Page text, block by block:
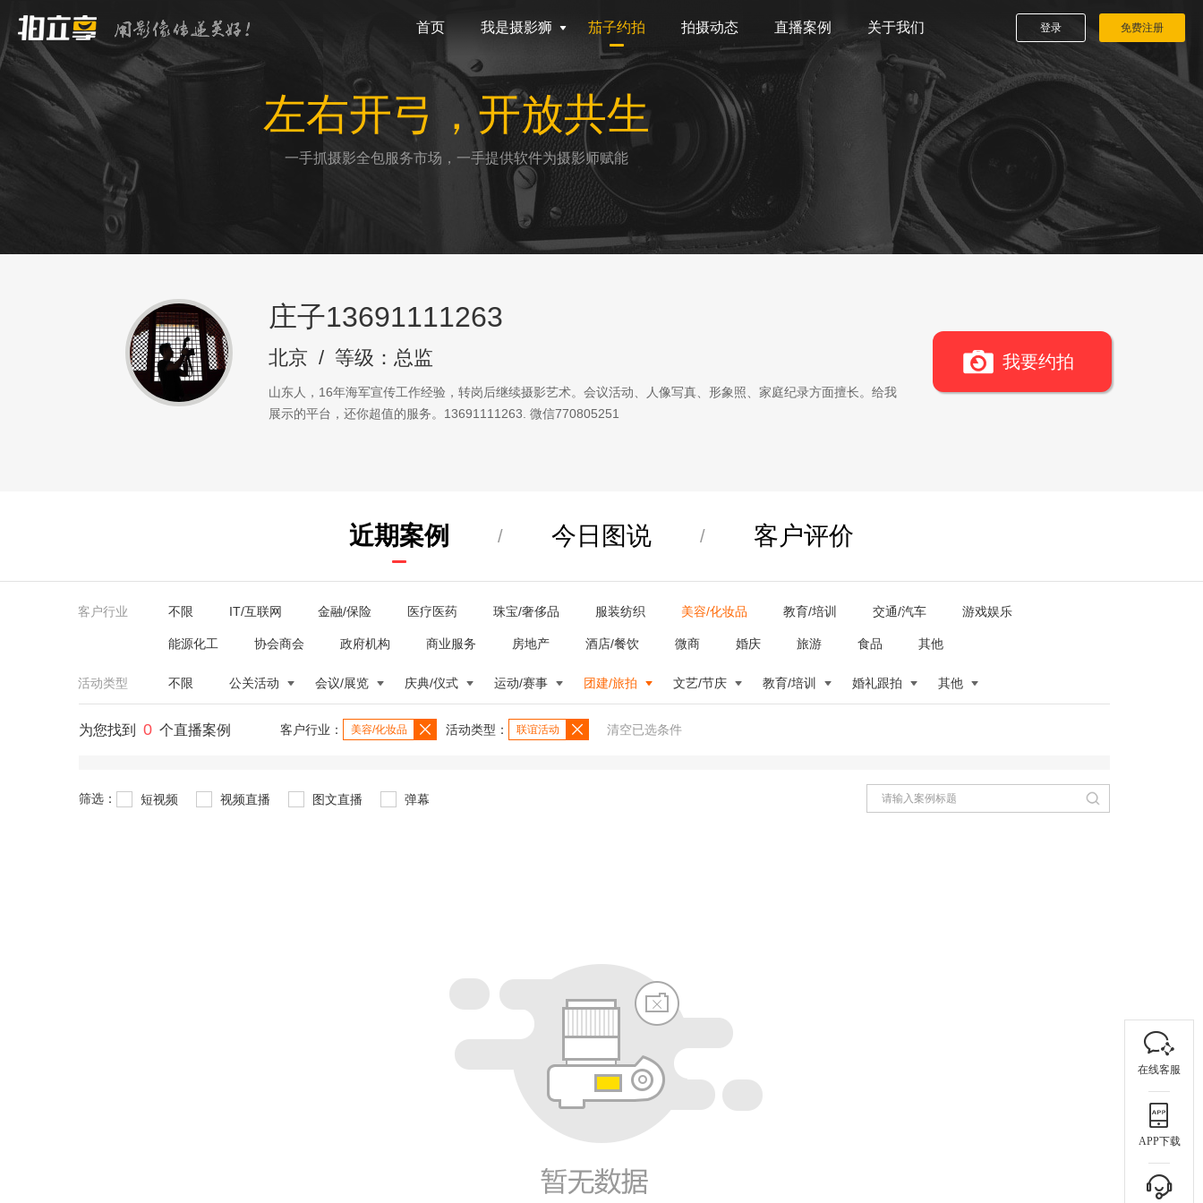
首页 我是摄影狮 茄子约拍 拍摄动态 直播案例 关于我们 登录 免费注册
左右开弓，开放共生
一手抓摄影全包服务市场，一手提供软件为摄影师赋能
庄子13691111263
北京 / 等级：总监
山东人，16年海军宣传工作经验，转岗后继续摄影艺术。会议活动、人像写真、形象照、家庭纪录方面擅长。给我
展示的平台，还你超值的服务。13691111263. 微信770805251
我要约拍
近期案例 / 今日图说 / 客户评价
客户行业 不限 IT/互联网 金融/保险 医疗医药 珠宝/奢侈品 服装纺织 美容/化妆品 教育/培训 交通/汽车 游戏娱乐
能源化工 协会商会 政府机构 商业服务 房地产 酒店/餐饮 微商 婚庆 旅游 食品 其他
活动类型 不限 公关活动 会议/展览 庆典/仪式 运动/赛事 团建/旅拍 文艺/节庆 教育/培训 婚礼跟拍 其他
为您找到 0 个直播案例 客户行业： 美容/化妆品 活动类型： 联谊活动 清空已选条件
筛选： 短视频 视频直播 图文直播 弹幕
在线客服
APP下载